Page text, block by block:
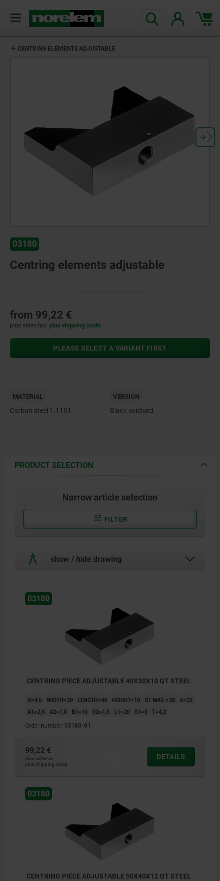
CENTRING ELEMENTS ADJUSTABLE
03180
Centring elements adjustable
from 99,22 €
plus sales tax plus shipping costs
PLEASE SELECT A VARIANT FIRST
MATERIAL
Carbon steel 1.1181.
VERSION
Black oxidised.
PRODUCT SELECTION
Narrow article selection
FILTER
show / hide drawing
03180
CENTRING PIECE ADJUSTABLE 40X30X10 QT STEEL
D=4,6 WIDTH=30 LENGTH=40 HEIGHT=10 D1 MAX.=38 A=32
A1=2,6 A2=1,8 B1=16 D2=1,5 L1=20 S1=6 T=4,2
Order number: 03180-01
99,22 €
plus sales tax
plus shipping costs
DETAILS
03180
CENTRING PIECE ADJUSTABLE 50X40X12 QT STEEL